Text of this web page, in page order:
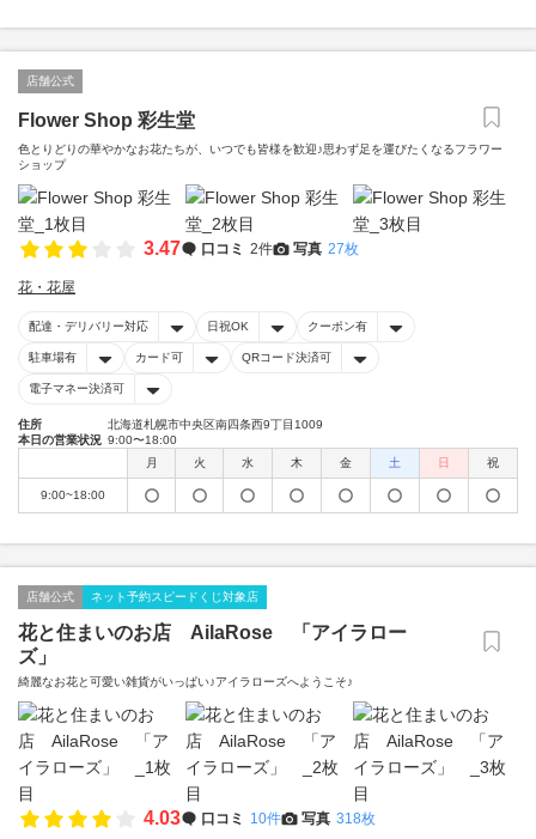
店舗公式
Flower Shop 彩生堂
色とりどりの華やかなお花たちが、いつでも皆様を歓迎♪思わず足を運びたくなるフラワー
ショップ
3.47 口コミ 2件 写真 27枚
花・花屋
配達・デリバリー対応 日祝OK クーポン有
駐車場有 カード可 QRコード決済可
電子マネー決済可
住所
北海道札幌市中央区南四条西9丁目1009
本日の営業状況 9:00〜18:00
月
火 水 木 金 土 日 祝
9:00~18:00
店舗公式 ネット予約スピードくじ対象店
花と住まいのお店 AilaRose 「アイラロー
ズ」
綺麗なお花と可愛い雑貨がいっぱい♪アイラローズへようこそ♪
4.03 口コミ 10件 写真 318枚